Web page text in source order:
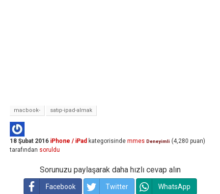
macbook- satıp-ipad-almak
18 Şubat 2016 iPhone / iPad kategorisinde mmes Deneyimli (4,280 puan)
tarafından soruldu
Sorunuzu paylaşarak daha hızlı cevap alın
Facebook Twitter WhatsApp